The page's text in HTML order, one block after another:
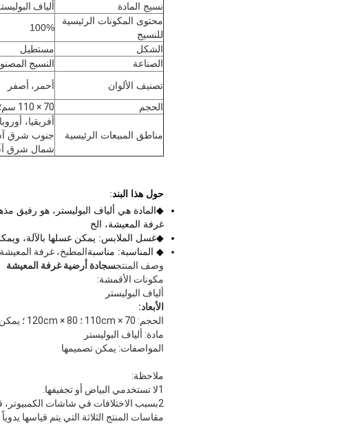
نسيج المادة ألياف
محتوى المكونات الرئيسية
للنسيج
100%
الشكل
مستطيل
الصناعة
النسيج
تصنيف الألوان
أحمر، أصفر
الحجم
70 × 110 سم؛ 80 × 120 سم
مناطق المبيعات الرئيسية
أفريقيا،
جنوب شرق
شمال شرق
حول هذا البند:
◆المادة هي ألياف البوليستر ، هو رفيق
غرفة المعيشة، الخ
◆غسل الملابس: يمكن غسلها بالآلة،
◆ المناسبة: مناسبةالمطبخ، غرفة
وصف المنتجسجادة أرضية غرفة المعيشة
مكونات الأقمشة:
ألياف البوليستر
الأبعاد:
الحجم: 70 × 110cm ؛ 80 × 120cm ؛ يمكن تخصيص الآخرين
مادة: ألياف البوليستر
المواصفات: يمكن تصميمها
ملاحظة:
1لا تستخدمي البياض أو تجفيفها.
2بسبب الاختلافات في شاشات الكمبيوتر، قد يكون هناك اختلافات في اللون بين المنتج الفعلي وشاشتك.
مقاسات المنتج الثلاثة التي يتم قياسها يدوياً تعني اختلافًا